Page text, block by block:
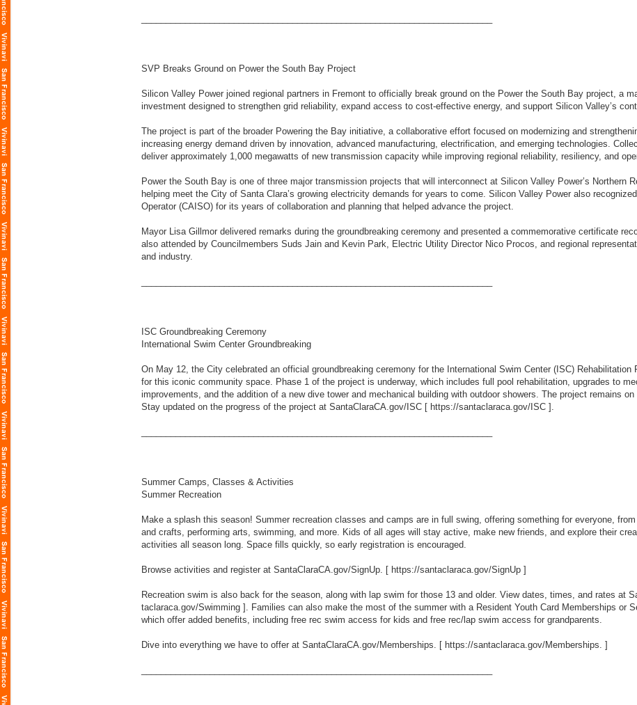
SVP Breaks Ground on Power the South Bay Project
Silicon Valley Power joined regional partners in Fremont to officially break ground on the Power the South Bay project, a
investment designed to strengthen grid reliability, expand access to cost-effective energy, and support Silicon Valley’s
The project is part of the broader Powering the Bay initiative, a collaborative effort focused on modernizing and
increasing energy demand driven by innovation, advanced manufacturing, electrification, and emerging technologies.
deliver approximately 1,000 megawatts of new transmission capacity while improving regional reliability, resiliency, and
Power the South Bay is one of three major transmission projects that will interconnect at Silicon Valley Power’s Northern
helping meet the City of Santa Clara’s growing electricity demands for years to come. Silicon Valley Power also
Operator (CAISO) for its years of collaboration and planning that helped advance the project.
Mayor Lisa Gillmor delivered remarks during the groundbreaking ceremony and presented a commemorative certificate
also attended by Councilmembers Suds Jain and Kevin Park, Electric Utility Director Nico Procos, and regional
and industry.
ISC Groundbreaking Ceremony
International Swim Center Groundbreaking
On May 12, the City celebrated an official groundbreaking ceremony for the International Swim Center (ISC)
for this iconic community space. Phase 1 of the project is underway, which includes full pool rehabilitation, upgrades to
improvements, and the addition of a new dive tower and mechanical building with outdoor showers. The project remains
Stay updated on the progress of the project at SantaClaraCA.gov/ISC [ https://santaclaraca.gov/ISC ].
Summer Camps, Classes & Activities
Summer Recreation
Make a splash this season! Summer recreation classes and camps are in full swing, offering something for everyone,
and crafts, performing arts, swimming, and more. Kids of all ages will stay active, make new friends, and explore their
activities all season long. Space fills quickly, so early registration is encouraged.
Browse activities and register at SantaClaraCA.gov/SignUp. [ https://santaclaraca.gov/SignUp ]
Recreation swim is also back for the season, along with lap swim for those 13 and older. View dates, times, and rates at
taclaraca.gov/Swimming ]. Families can also make the most of the summer with a Resident Youth Card Memberships or
which offer added benefits, including free rec swim access for kids and free rec/lap swim access for grandparents.
Dive into everything we have to offer at SantaClaraCA.gov/Memberships. [ https://santaclaraca.gov/Memberships. ]